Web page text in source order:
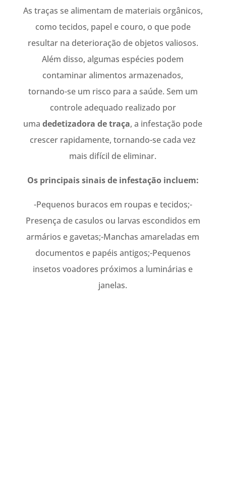
As traças se alimentam de materiais orgânicos,
como tecidos, papel e couro, o que pode
resultar na deterioração de objetos valiosos.
Além disso, algumas espécies podem
contaminar alimentos armazenados,
tornando-se um risco para a saúde. Sem um
controle adequado realizado por
umadedetizadora de traça, a infestação pode
crescer rapidamente, tornando-se cada vez
mais difícil de eliminar.
Os principais sinais de infestação incluem:
-Pequenos buracos em roupas e tecidos;-
Presença de casulos ou larvas escondidos em
armários e gavetas;-Manchas amareladas em
documentos e papéis antigos;-Pequenos
insetos voadores próximos a luminárias e
janelas.